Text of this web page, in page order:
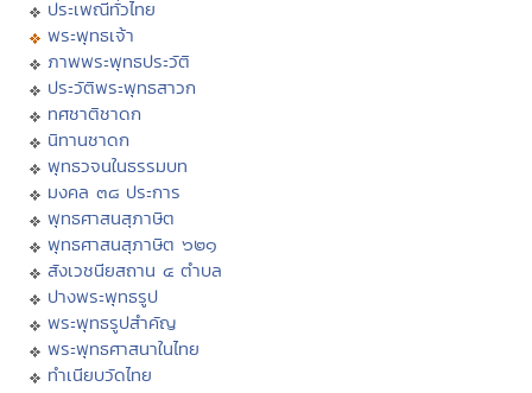
ประเพณีทั่วไทย
พระพุทธเจ้า
ภาพพระพุทธประวัติ
ประวัติพระพุทธสาวก
ทศชาติชาดก
นิทานชาดก
พุทธวจนในธรรมบท
มงคล ๓๘ ประการ
พุทธศาสนสุภาษิต
พุทธศาสนสุภาษิต ๖๒๑
สังเวชนียสถาน ๔ ตำบล
ปางพระพุทธรูป
พระพุทธรูปสำคัญ
พระพุทธศาสนาในไทย
ทำเนียบวัดไทย